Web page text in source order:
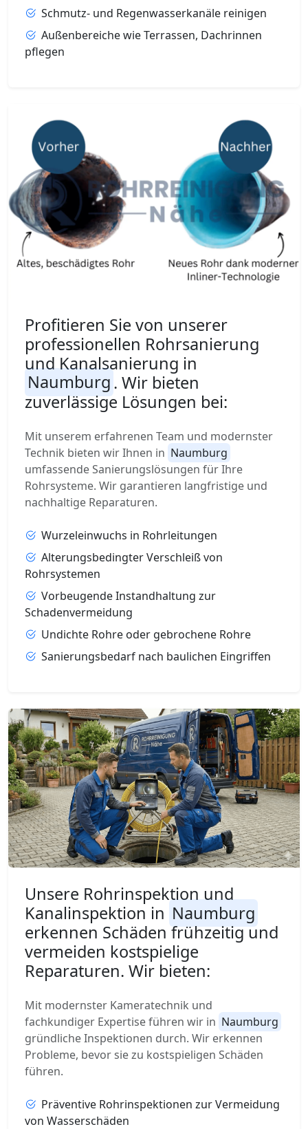
Schmutz- und Regenwasserkanäle reinigen
Außenbereiche wie Terrassen, Dachrinnen
pflegen
Profitieren Sie von unserer
professionellen Rohrsanierung
und Kanalsanierung in
Naumburg. Wir bieten
zuverlässige Lösungen bei:
Mit unserem erfahrenen Team und modernster
Technik bieten wir Ihnen in Naumburg
umfassende Sanierungslösungen für Ihre
Rohrsysteme. Wir garantieren langfristige und
nachhaltige Reparaturen.
Wurzeleinwuchs in Rohrleitungen
Alterungsbedingter Verschleiß von
Rohrsystemen
Vorbeugende Instandhaltung zur
Schadenvermeidung
Undichte Rohre oder gebrochene Rohre
Sanierungsbedarf nach baulichen Eingriffen
Unsere Rohrinspektion und
Kanalinspektion in Naumburg
erkennen Schäden frühzeitig und
vermeiden kostspielige
Reparaturen. Wir bieten:
Mit modernster Kameratechnik und
fachkundiger Expertise führen wir in Naumburg
gründliche Inspektionen durch. Wir erkennen
Probleme, bevor sie zu kostspieligen Schäden
führen.
Präventive Rohrinspektionen zur Vermeidung
von Wasserschäden